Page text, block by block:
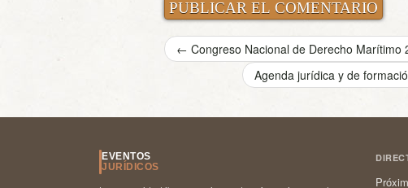
← Congreso Nacional de Derecho Marítimo
Agenda jurídica y de
EVENTOS
JURÍDICOS